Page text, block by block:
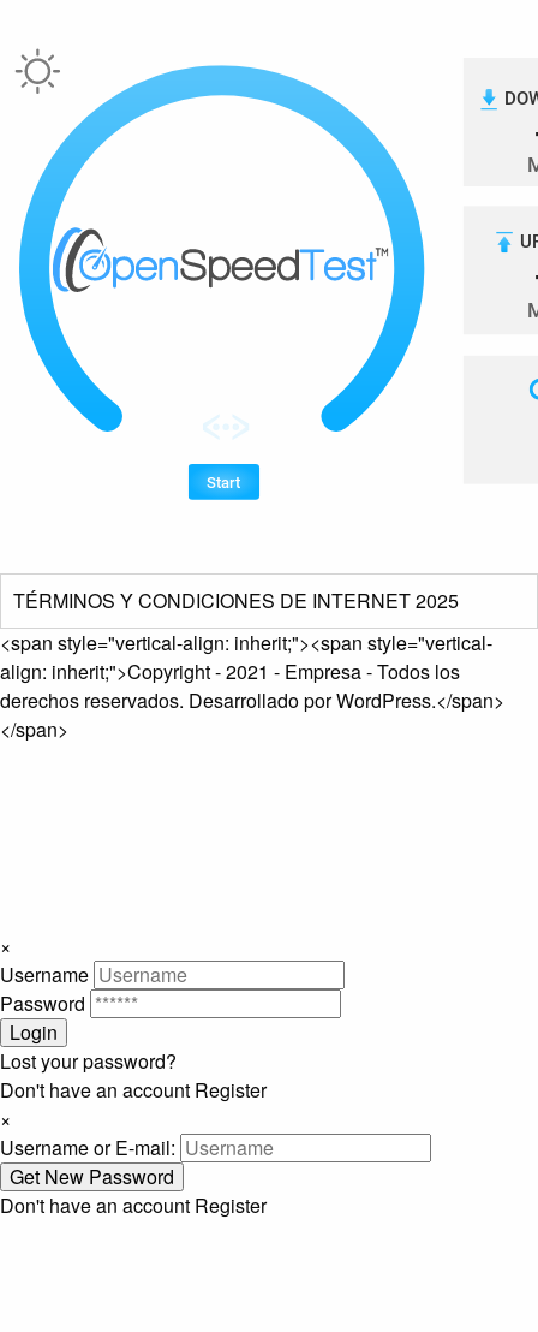
TÉRMINOS Y CONDICIONES DE INTERNET 2025
<span style="vertical-align: inherit;"><span style="vertical-
align: inherit;">Copyright - 2021 - Empresa - Todos los
derechos reservados. Desarrollado por WordPress.</span>
</span>
×
Username
Password
Lost your password?
Don't have an account Register
×
Username or E-mail:
Don't have an account Register